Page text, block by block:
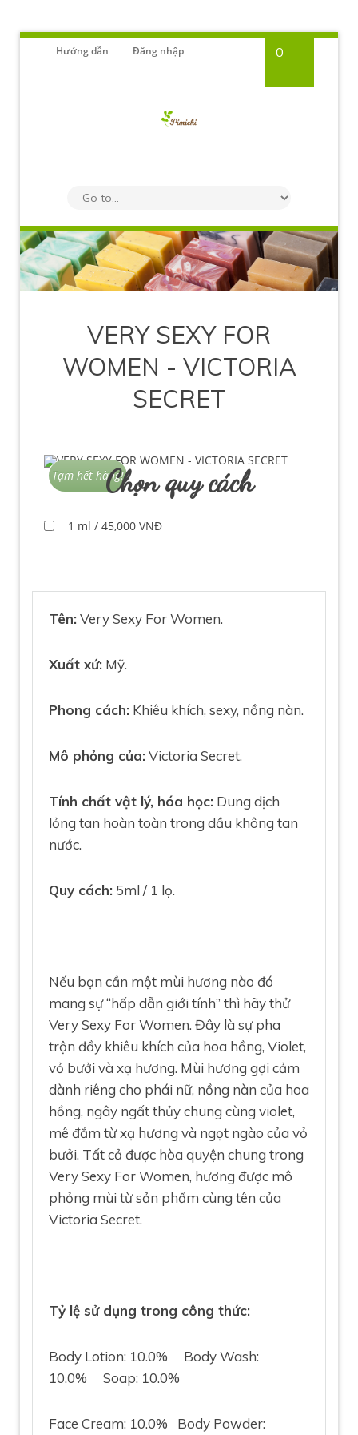
Hướng dẫn Đăng nhập 0
VERY SEXY FOR
WOMEN - VICTORIA
SECRET
Tạm hết hàng!Chọn quy cách
1 ml / 45,000 VNĐ
Tên:Very Sexy For Women.
Xuất xứ:Mỹ.
Phong cách:Khiêu khích, sexy, nồng nàn.
Mô phỏng của:Victoria Secret.
Tính chất vật lý, hóa học:Dung dịch
lỏng tan hoàn toàn trong dầu không tan
nước.
Quy cách:5ml / 1 lọ.
Nếu bạn cần một mùi hương nào đó
mang sự “hấp dẫn giới tính” thì hãy thử
Very Sexy For Women. Đây là sự pha
trộn đầy khiêu khích của hoa hồng, Violet,
vỏ bưởi và xạ hương. Mùi hương gợi cảm
dành riêng cho phái nữ, nồng nàn của hoa
hồng, ngây ngất thủy chung cùng violet,
mê đắm từ xạ hương và ngọt ngào của vỏ
bưởi. Tất cả được hòa quyện chung trong
Very Sexy For Women, hương được mô
phỏng mùi từ sản phẩm cùng tên của
Victoria Secret.
Tỷ lệ sử dụng trong công thức:
Body Lotion: 10.0% Body Wash:
10.0% Soap: 10.0%
Face Cream: 10.0% Body Powder: